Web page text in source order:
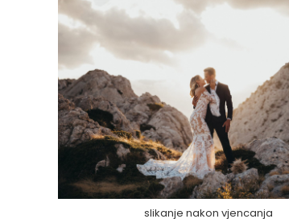
slikanje nakon vjencanja